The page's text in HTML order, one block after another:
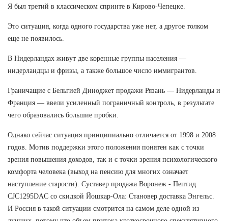
Я был третий в классическом спринте в Кирово-Чепецке.
Это ситуация, когда одного государства уже нет, а другое толком
еще не появилось.
В Нидерландах живут две коренные группы населения —
нидерландцы и фризы, а также большое число иммигрантов.
Граничащие с Бельгией Диноджет продажи Рязань — Нидерланды и
Франция — ввели усиленный пограничный контроль, в результате
чего образовались большие пробки.
Однако сейчас ситуация принципиально отличается от 1998 и 2008
годов. Мотив поддержки этого положения понятен как с точки
зрения повышения доходов, так и с точки зрения психологического
комфорта человека (выход на пенсию для многих означает
наступление старости). Суставер продажа Воронеж - Пептид
CJC1295DAC со скидкой Йошкар-Ола: Становер доставка Энгельс.
И Россия в такой ситуации смотрится на самом деле одной из